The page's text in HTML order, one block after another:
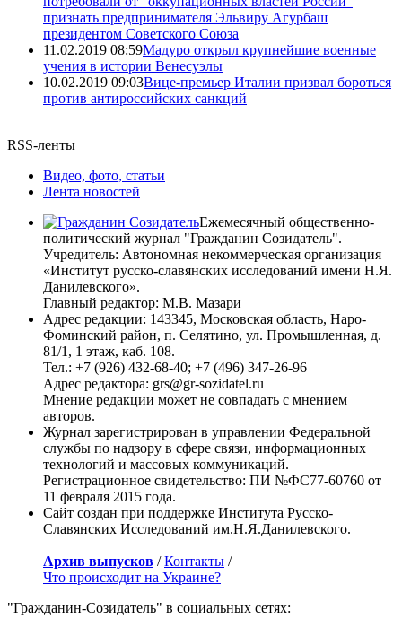
признать предпринимателя Эльвиру Агурбаш
президентом Советского Союза
11.02.2019 08:59Мадуро открыл крупнейшие военные
учения в истории Венесуэлы
10.02.2019 09:03Вице-премьер Италии призвал бороться
против антироссийских санкций
RSS-ленты
Видео, фото, статьи
Лента новостей
Ежемесячный общественно-
политический журнал "Гражданин Созидатель".
Учредитель: Автономная некоммерческая организация
«Институт русско-славянских исследований имени Н.Я.
Данилевского».
Главный редактор: М.В. Мазари
Адрес редакции: 143345, Московская область, Наро-
Фоминский район, п. Селятино, ул. Промышленная, д.
81/1, 1 этаж, каб. 108.
Тел.: +7 (926) 432-68-40; +7 (496) 347-26-96
Адрес редактора: grs@gr-sozidatel.ru
Мнение редакции может не совпадать с мнением
авторов.
Журнал зарегистрирован в управлении Федеральной
службы по надзору в сфере связи, информационных
технологий и массовых коммуникаций.
Регистрационное свидетельство: ПИ №ФС77-60760 от
11 февраля 2015 года.
Сайт создан при поддержке Института Русско-
Славянских Исследований им.Н.Я.Данилевского.
Архив выпусков /Контакты /
Что происходит на Украине?
"Гражданин-Созидатель" в социальных сетях: